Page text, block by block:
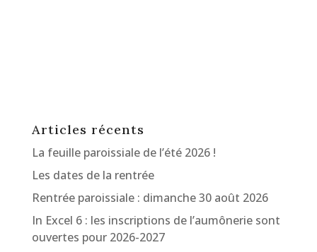
Articles récents
La feuille paroissiale de l’été 2026 !
Les dates de la rentrée
Rentrée paroissiale : dimanche 30 août 2026
In Excel 6 : les inscriptions de l’aumônerie sont
ouvertes pour 2026-2027